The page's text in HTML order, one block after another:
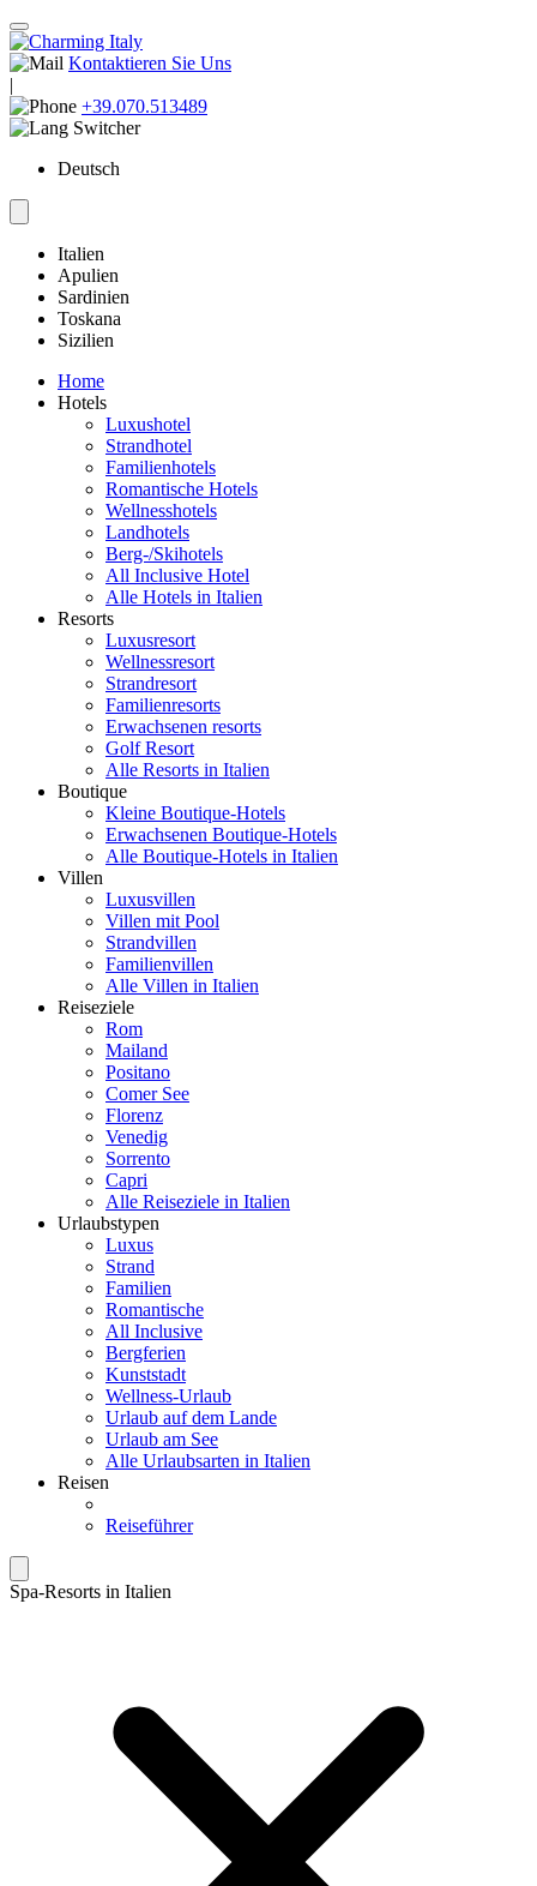
Kontaktieren Sie Uns
|
+39.070.513489
Deutsch
Italien
Apulien
Sardinien
Toskana
Sizilien
Home
Hotels
Luxushotel
Strandhotel
Familienhotels
Romantische Hotels
Wellnesshotels
Landhotels
Berg-/Skihotels
All Inclusive Hotel
Alle Hotels in Italien
Resorts
Luxusresort
Wellnessresort
Strandresort
Familienresorts
Erwachsenen resorts
Golf Resort
Alle Resorts in Italien
Boutique
Kleine Boutique-Hotels
Erwachsenen Boutique-Hotels
Alle Boutique-Hotels in Italien
Villen
Luxusvillen
Villen mit Pool
Strandvillen
Familienvillen
Alle Villen in Italien
Reiseziele
Rom
Mailand
Positano
Comer See
Florenz
Venedig
Sorrento
Capri
Alle Reiseziele in Italien
Urlaubstypen
Luxus
Strand
Familien
Romantische
All Inclusive
Bergferien
Kunststadt
Wellness-Urlaub
Urlaub auf dem Lande
Urlaub am See
Alle Urlaubsarten in Italien
Reisen
Reiseführer
Spa-Resorts in Italien